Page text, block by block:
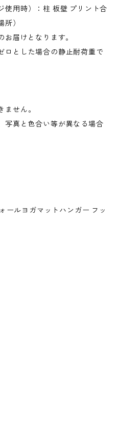
使用時）：柱 板壁 プリント合
）
お届けとなります。
ロとした場合の静止耐荷重で
ません。
写真と色合い等が異なる場合
ルヨガマットハンガー フッ